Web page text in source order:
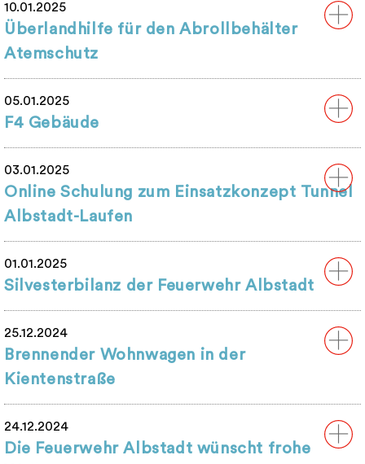
10.01.2025
Überlandhilfe für den Abrollbehälter
Atemschutz
05.01.2025
F4 Gebäude
03.01.2025
Online Schulung zum Einsatzkonzept Tunnel
Albstadt-Laufen
01.01.2025
Silvesterbilanz der Feuerwehr Albstadt
25.12.2024
Brennender Wohnwagen in der
Kientenstraße
24.12.2024
Die Feuerwehr Albstadt wünscht frohe